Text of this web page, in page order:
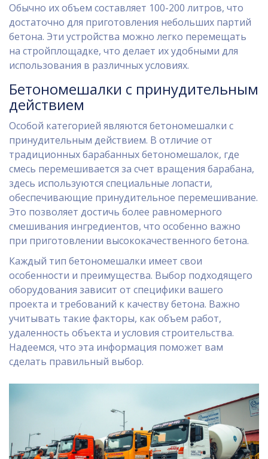
Обычно их объем составляет 100-200 литров, что
достаточно для приготовления небольших партий
бетона. Эти устройства можно легко перемещать
на стройплощадке, что делает их удобными для
использования в различных условиях.
Бетономешалки с принудительным
действием
Особой категорией являются бетономешалки с
принудительным действием. В отличие от
традиционных барабанных бетономешалок, где
смесь перемешивается за счет вращения барабана,
здесь используются специальные лопасти,
обеспечивающие принудительное перемешивание.
Это позволяет достичь более равномерного
смешивания ингредиентов, что особенно важно
при приготовлении высококачественного бетона.
Каждый тип бетономешалки имеет свои
особенности и преимущества. Выбор подходящего
оборудования зависит от специфики вашего
проекта и требований к качеству бетона. Важно
учитывать такие факторы, как объем работ,
удаленность объекта и условия строительства.
Надеемся, что эта информация поможет вам
сделать правильный выбор.